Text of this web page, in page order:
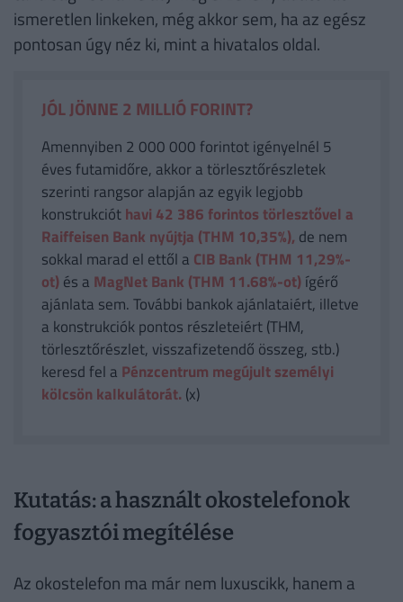
ismeretlen linkeken, még akkor sem, ha az egész
pontosan úgy néz ki, mint a hivatalos oldal.
JÓL JÖNNE 2 MILLIÓ FORINT?
Amennyiben 2 000 000 forintot igényelnél 5
éves futamidőre, akkor a törlesztőrészletek
szerinti rangsor alapján az egyik legjobb
konstrukcióthavi 42 386 forintos törlesztővel a
Raiffeisen Bank nyújtja (THM 10,35%), de nem
sokkal marad el ettől a CIB Bank (THM 11,29%-
ot)és a MagNet Bank (THM 11.68%-ot)ígérő
ajánlata sem. További bankok ajánlataiért, illetve
a konstrukciók pontos részleteiért (THM,
törlesztőrészlet, visszafizetendő összeg, stb.)
keresd fel a Pénzcentrum megújult személyi
kölcsön kalkulátorát. (x)
Kutatás: a használt okostelefonok
fogyasztói megítélése
Az okostelefon ma már nem luxuscikk, hanem a